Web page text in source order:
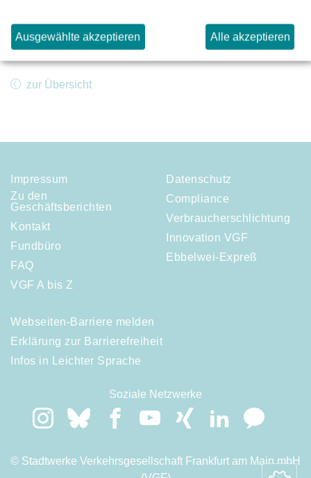
Datenschutzgrundverordnung:
www.vgf-
ffm.de/Datenschutz
zur Übersicht
Impressum
Zu den
Geschäftsberichten
Kontakt
Fundbüro
FAQ
VGF A bis Z
Datenschutz
Compliance
Verbraucherschlichtung
Innovation VGF
Ebbelwei-Expreß
Webseiten-Barriere melden
Erklärung zur Barrierefreiheit
Infos in Leichter Sprache
Soziale Netzwerke
© Stadtwerke Verkehrsgesellschaft Frankfurt am Main mbH
Ausgewählte akzeptieren Alle akzeptieren